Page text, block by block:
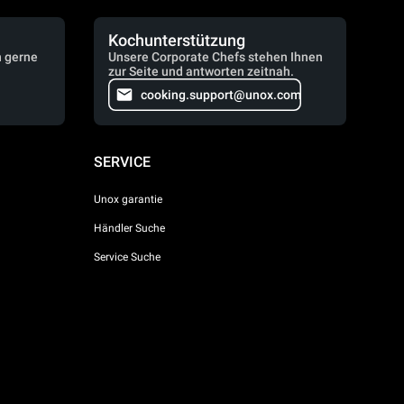
gerne
Kochunterstützung
Unsere Corporate Chefs stehen Ihnen
zur Seite und antworten zeitnah.
cooking.support@unox.com
SERVICE
Unox garantie
Händler Suche
Service Suche